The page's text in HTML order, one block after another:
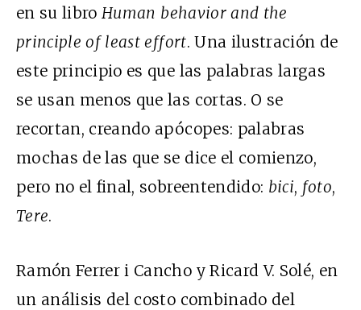
en su libro Human behavior and the
principle of least effort. Una ilustración de
este principio es que las palabras largas
se usan menos que las cortas. O se
recortan, creando apócopes: palabras
mochas de las que se dice el comienzo,
pero no el final, sobreentendido: bici, foto,
Tere.
Ramón Ferrer i Cancho y Ricard V. Solé, en
un análisis del costo combinado del